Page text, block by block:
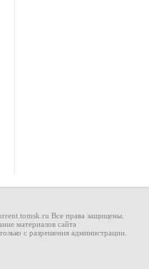
Все права защищены.
материалов сайта
с разрешения администрации.